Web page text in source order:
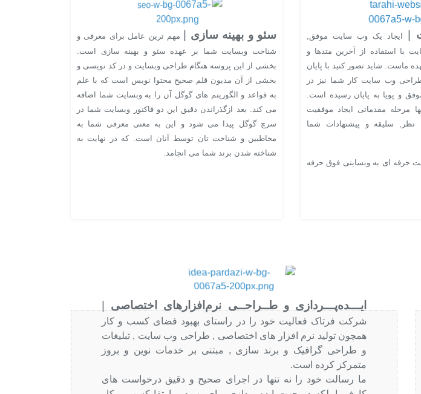
ایجاد یک وب سایت موفق,
با استفاده از آخرین متدها و
ماست. شاید تصور کنید با پایان
وب سایت کار شما نیز در
و پویا به پایان رسیده است.
مرحله مقدماتی ایجاد موفقیت
سلیقه و پیشنهادات شما
حرفه ای به وبسایتی فوق حرفه
سئو و بهینه سازی
مهم ترین عامل برای معرفی و
شناخت وبسایت شما بر عهده سئو و بهینه سازی است.
بخشی از این پروسه هنگام طراحی وبسایت و در کد نویسی و
بخشی از آن مدیون قلم صحیح محتوا نویس است که با علم
به قواعد و الگوریتم های گوگل آن را به وبسایت شما اضافه
می کند. بعد ازگذراندن دقیق این دو فاکتور وبسایت شما در
سرچ گوگل پیدا می شود و این به معنی معرفی شما به
مخاطبین و شناخت تان توسط آنان است. که در نهایت به
شناخته شدن برند شما می انجامد.
ایـــده‌پـــردازی و طــراحــی نرم‌افزارهای اختصاصی
شرکت فرتاک فعالیت خود را در راستای بهبود فضای کسب و کار
همچون تولید نرم افزار های اختصاصی , طراحی وب سایت , تبلیغات
و طراحی گرافیک و برند سازی , مبتنی بر خدمات نوین و بروز
متمرکز کرده است.
ما رسالت خود را نه تنها در اجرای صحیح و دقیق درخواست های